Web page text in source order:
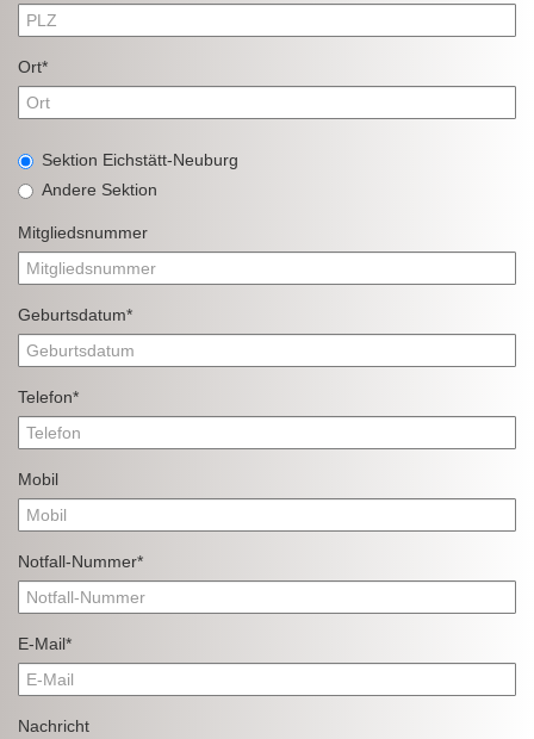
Ort*
Sektion Eichstätt-Neuburg
Andere Sektion
Mitgliedsnummer
Geburtsdatum*
Telefon*
Mobil
Notfall-Nummer*
E-Mail*
Nachricht